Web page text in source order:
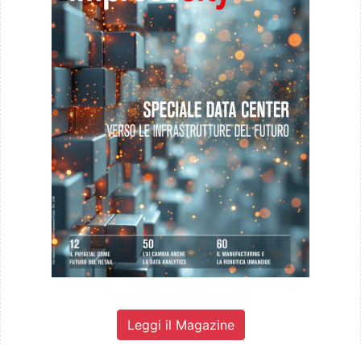
Leggi il Magazine